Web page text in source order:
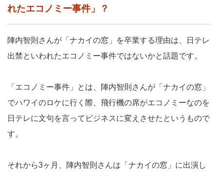
れたエコノミー事件」？
陣内智則さんが「ナカイの窓」を卒業する理由は、日テレ
出禁といわれたエコノミー事件ではないかと話題です。
「エコノミー事件」とは、陣内智則さんが「ナカイの窓」
でハワイのロケに行く際、飛行機の席がエコノミーなのを
日テレに文句を言ってビジネスに変えさせたというもので
す。
それから3ヶ月、陣内智則さんは「ナカイの窓」に出演し